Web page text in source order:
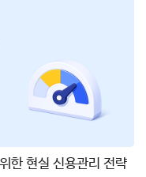
한 현실 신용관리 전략